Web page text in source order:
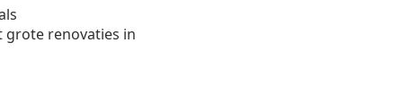
grote renovaties in